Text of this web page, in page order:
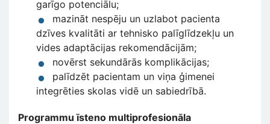
garīgo potenciālu;
mazināt nespēju un uzlabot pacienta
dzīves kvalitāti ar tehnisko palīglīdzekļu un
vides adaptācijas rekomendācijām;
novērst sekundārās komplikācijas;
palīdzēt pacientam un viņa ģimenei
integrēties skolas vidē un sabiedrībā.
Programmu īsteno multiprofesionāla